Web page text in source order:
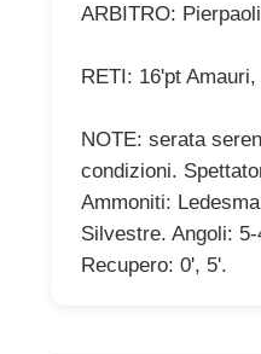
ARBITRO:
RETI: 16'pt
NOTE: serata
condizioni.
Ammoniti:
Silvestre. Angoli:
Recupero: 0', 5'.